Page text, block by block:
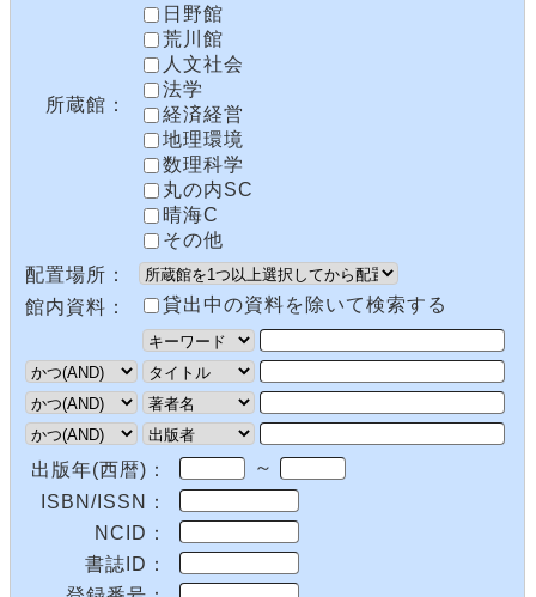
所蔵館：
日野館
荒川館
人文社会
法学
経済経営
地理環境
数理科学
丸の内SC
晴海C
その他
配置場所：
館内資料：
貸出中の資料を除いて検索する
出版年(西暦)：
～
ISBN/ISSN：
NCID：
書誌ID：